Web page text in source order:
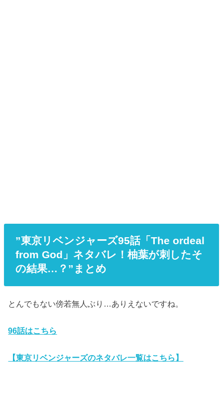
”東京リベンジャーズ95話「The ordeal
from God」ネタバレ！柚葉が刺したそ
の結果…？”まとめ
とんでもない傍若無人ぶり…ありえないですね。
96話はこちら
【東京リベンジャーズのネタバレ一覧はこちら】